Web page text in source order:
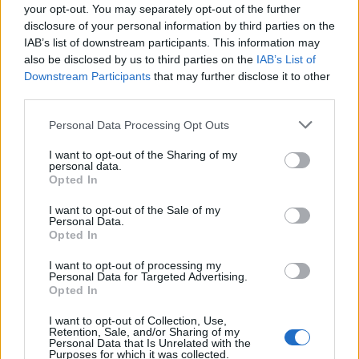
your opt-out. You may separately opt-out of the further
disclosure of your personal information by third parties on the
IAB’s list of downstream participants. This information may
also be disclosed by us to third parties on the IAB’s List of
Downstream Participants that may further disclose it to other
Please note that this website/app uses one or more Google
not limited to your visit or usage behaviour. You may click to
grant or deny consent to Google and its third-party tags to
use your data for below specified purposes in below Google
consent section.
Personal Data Processing Opt Outs
I want to opt-out of the Sharing of my
personal data.
Opted In
I want to opt-out of the Sale of my
Personal Data.
Opted In
I want to opt-out of processing my
Personal Data for Targeted Advertising.
Opted In
I want to opt-out of Collection, Use,
Retention, Sale, and/or Sharing of my
Personal Data that Is Unrelated with the
Purposes for which it was collected.
Mit tehet a szülő?
A lojalitáskonfliktus megelőzésének és oldásának alapja aszülői
együttműködés. Ez nem feltétlenül azt jelenti, hogy a szülőknek
mindenben egyet kell érteniük, hanem azt, hogy a gyerek érdekeit
képesek közösen előtérbe helyezni.
A gyereknek mindkét szülőre szüksége van, lehetőleg úgy, hogy mindkét
kapcsolatot biztonságosnak és elfogadónak élhesse meg.
Ne kritizáld a másik szülőt!
törést okozhat benne.
Ne tedd a gyereket hírvivővé!
keresztül üzenj! Ez látszólag ártalmatlan lehet, de a gyerek számára
óriási teher.
Ha a gyerek boldogan tér vissza a másik szülőtől, örülj vele! Az, hogy
jól érzi magát ott, nem azt jelenti, hogy téged kevésbé szeret.